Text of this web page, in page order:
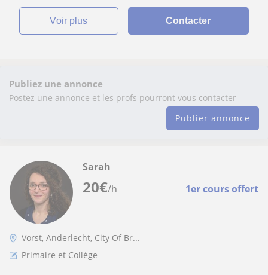
voir plus Contacter
Publiez une annonce
Postez une annonce et les profs pourront vous contacter
Publier annonce
20€/h 1er cours offert
Sarah
Vorst, Anderlecht, City Of Br...
Primaire et Collège